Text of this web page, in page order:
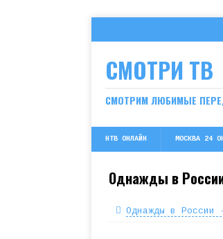
СМОТРИ ТВ
СМОТРИМ ЛЮБИМЫЕ
НТВ ОНЛАЙН МОСКВА 24
Однажды в
Однажды в России